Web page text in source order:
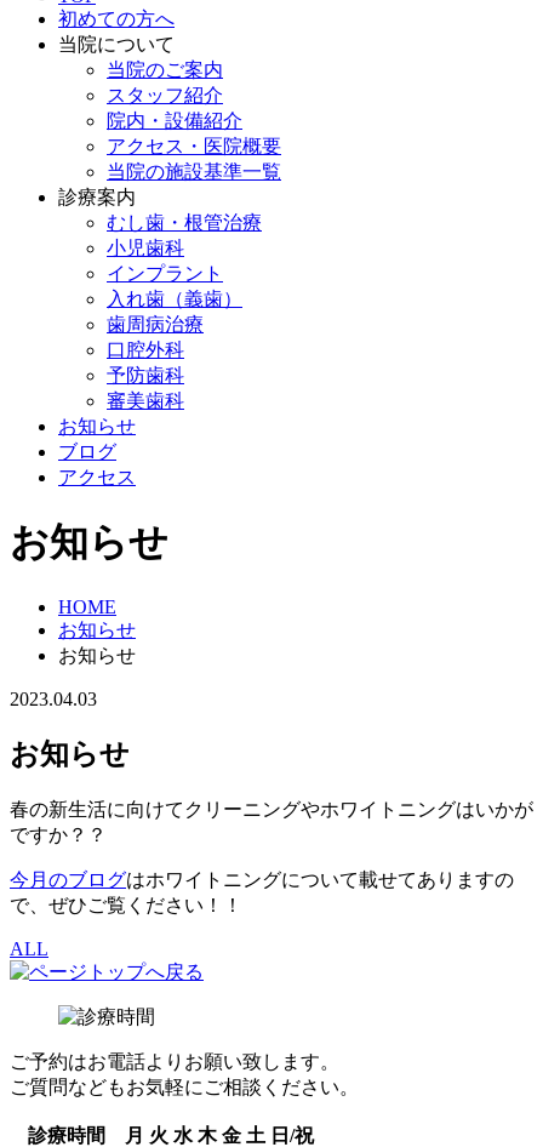
初めての方へ
当院について
当院のご案内
スタッフ紹介
院内・設備紹介
アクセス・医院概要
当院の施設基準一覧
診療案内
むし歯・根管治療
小児歯科
インプラント
入れ歯（義歯）
歯周病治療
口腔外科
予防歯科
審美歯科
お知らせ
ブログ
アクセス
お知らせ
HOME
お知らせ
お知らせ
2023.04.03
お知らせ
春の新生活に向けてクリーニングやホワイトニングはいかが
ですか？？
今月のブログはホワイトニングについて載せてありますの
で、ぜひご覧ください！！
ALL
ご予約はお電話よりお願い致します。
ご質問などもお気軽にご相談ください。
診療時間 月 火 水 木 金 土 日/祝